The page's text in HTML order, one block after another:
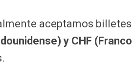
aceptamos
y CHF